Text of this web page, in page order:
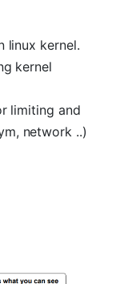
linux kernel.
kernel
limiting and
network ..)